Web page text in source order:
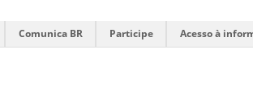
Comunica BR Participe Acesso à